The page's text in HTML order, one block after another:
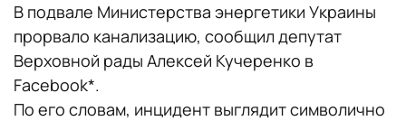
В подвале Министерства энергетики Украины
прорвало канализацию, сообщил депутат
Верховной рады Алексей Кучеренко в
Facebook*.
По его словам, инцидент выглядит символично